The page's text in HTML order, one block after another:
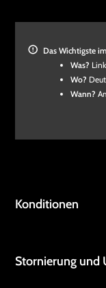
Das Wichtigste
Was?
Wo?
Wann?
Konditionen
Stornierung und